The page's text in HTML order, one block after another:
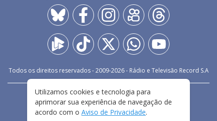
Todos os direitos reservados - 2009-2026- Rádio e Televisão Record S.A
FALE CONOSCO
PRIVACIDADE
TERMOS E CONDIÇÕES DE USO
Utilizamos cookies e tecnologia para
aprimorar sua experiência de navegação de
acordo com o Aviso de Privacidade.